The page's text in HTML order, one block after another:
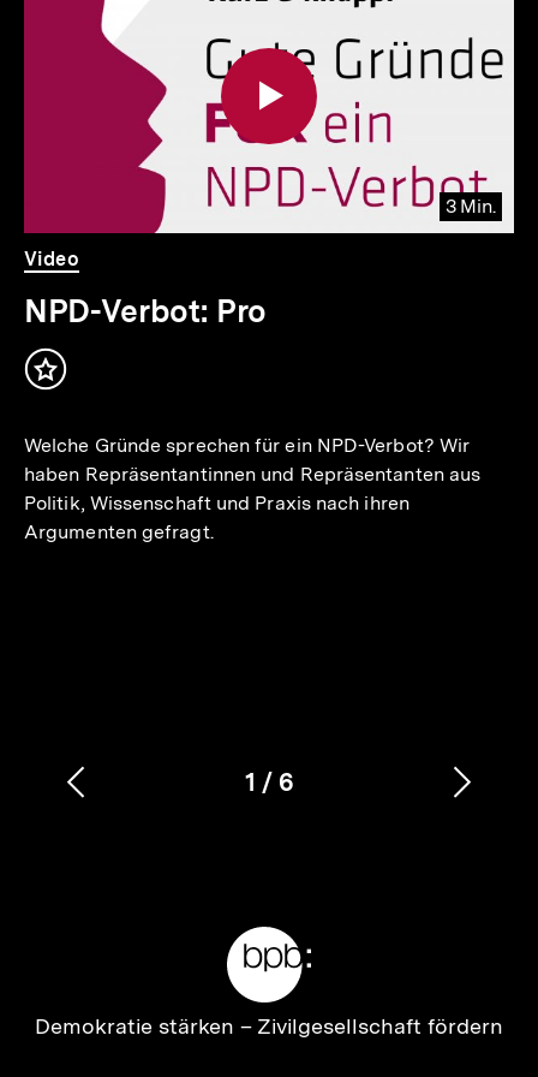
3 Min.
Video
Dauer
3
Min.
Video
NPD-Verbot: Pro
Inhalt
Welche Gründe sprechen für ein NPD-Verbot? Wir
haben Repräsentantinnen und Repräsentanten aus
Politik, Wissenschaft und Praxis nach ihren
Argumenten gefragt.
Karussellinhalt
1
von
/ 6
Vorherigen
Zur
Demokratie stärken – Zivilgesellschaft fördern